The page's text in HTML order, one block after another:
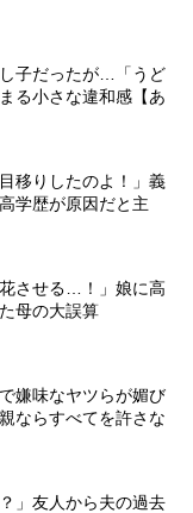
子だったが…「うど
る小さな違和感【あ
移りしたのよ！」義
学歴が原因だと主
させる…！」娘に高
母の大誤算
嫌味なヤツらが媚び
ならすべてを許さな
」友人から夫の過去